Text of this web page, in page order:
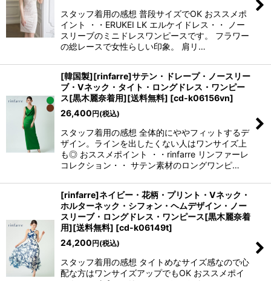
スタッフ着用の感想 普段サイズでOK おススメポ
イント ・・ERUKEI LK エルケイドレス・・ ノー
スリーブのミニドレスワンピースです。 フラワー
の総レースで女性らしい印象。 肩リ…
[韓国製][rinfarre]サテン・ドレープ・ノースリー
ブ・Vネック・タイト・ロングドレス・ワンピー
ス[黒木麗奈着用][送料無料] [cd-k06156vn]
26,400円(税込)
スタッフ着用の感想 全体的にややフィットするデ
ザイン。ラインを出したくない人はワンサイズ上
も◎ おススメポイント ・・rinfarre リンファーレ
コレクション・・ サテン素材のロングワンピ…
[rinfarre]ネイビー・花柄・プリント・Vネック・
ホルターネック・シフォン・ヘムデザイン・ノー
スリーブ・ロングドレス・ワンピース[黒木麗奈着
用][送料無料] [cd-k06149t]
24,200円(税込)
スタッフ着用の感想 タイトめなサイズ感なので心
配な方はワンサイズアップでもOK おススメポイ